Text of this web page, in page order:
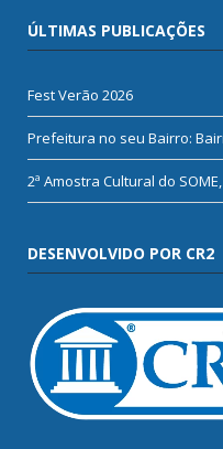
ÚLTIMAS PUBLICAÇÕES
Fest Verão 2026
Prefeitura no seu Bairro:
2ª Amostra Cultural do
DESENVOLVIDO POR CR2